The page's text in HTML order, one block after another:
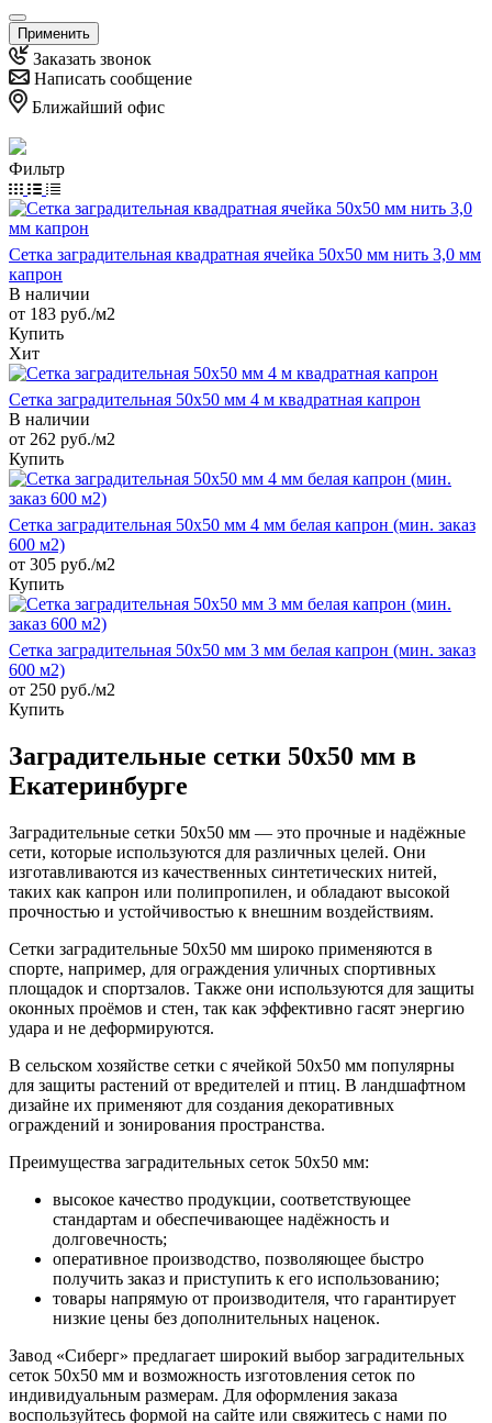
Применить
Заказать звонок
Написать сообщение
Ближайший офис
Фильтр
Сетка заградительная квадратная ячейка 50х50 мм нить 3,0 мм
капрон
В наличии
от 183 руб./м2
Купить
Хит
Сетка заградительная 50х50 мм 4 м квадратная капрон
В наличии
от 262 руб./м2
Купить
Сетка заградительная 50х50 мм 4 мм белая капрон (мин. заказ
600 м2)
от 305 руб./м2
Купить
Сетка заградительная 50х50 мм 3 мм белая капрон (мин. заказ
600 м2)
от 250 руб./м2
Купить
Заградительные сетки 50х50 мм в
Екатеринбурге
Заградительные сетки 50х50 мм — это прочные и надёжные
сети, которые используются для различных целей. Они
изготавливаются из качественных синтетических нитей,
таких как капрон или полипропилен, и обладают высокой
прочностью и устойчивостью к внешним воздействиям.
Сетки заградительные 50х50 мм широко применяются в
спорте, например, для ограждения уличных спортивных
площадок и спортзалов. Также они используются для защиты
оконных проёмов и стен, так как эффективно гасят энергию
удара и не деформируются.
В сельском хозяйстве сетки с ячейкой 50х50 мм популярны
для защиты растений от вредителей и птиц. В ландшафтном
дизайне их применяют для создания декоративных
ограждений и зонирования пространства.
Преимущества заградительных сеток 50х50 мм:
высокое качество продукции, соответствующее
стандартам и обеспечивающее надёжность и
долговечность;
оперативное производство, позволяющее быстро
получить заказ и приступить к его использованию;
товары напрямую от производителя, что гарантирует
низкие цены без дополнительных наценок.
Завод «Сиберг» предлагает широкий выбор заградительных
сеток 50х50 мм и возможность изготовления сеток по
индивидуальным размерам. Для оформления заказа
воспользуйтесь формой на сайте или свяжитесь с нами по